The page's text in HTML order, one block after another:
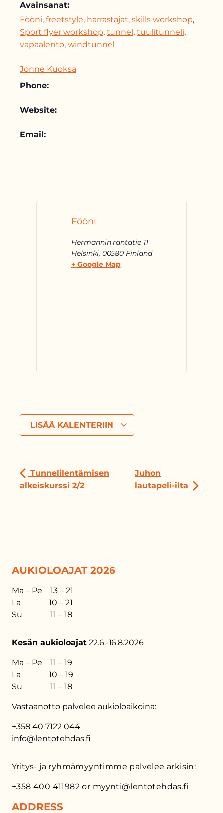
Avainsanat:
Fööni, freetstyle, harrastajat, skills workshop,
Sport flyer workshop, tunnel, tuulitunneli,
vapaalento, windtunnel
Jonne Kuoksa
Phone:
Website:
Email:
Fööni
Hermannin rantatie 11
Helsinki, 00580 Finland
+ Google Map
LISÄÄ KALENTERIIN
Tunnelilentämisen
alkeiskurssi 2/2
Juhon
lautapeli-ilta
AUKIOLOAJAT 2026
Ma – Pe 13 – 21
La 10 – 21
Su 11 – 18
Kesän aukioloajat 22.6.-16.8.2026
Ma – Pe 11 – 19
La 10 – 19
Su 11 – 18
Vastaanotto palvelee aukioloaikoina:
+358 40 7122 044
info@lentotehdas.fi
Yritys- ja ryhmämyyntimme palvelee arkisin:
+358 400 411982 or myynti@lentotehdas.fi
ADDRESS